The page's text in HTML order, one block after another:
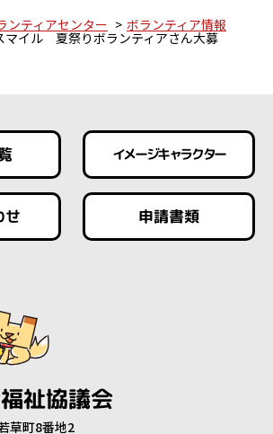
ンティアセンター ボランティア情報
マイル 夏祭りボランティアさん大募
イメージキャラクター
せ 申請書類
祉協議会
草町8番地2